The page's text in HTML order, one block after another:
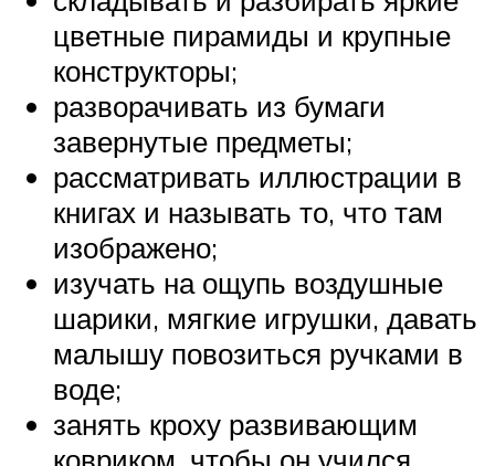
цветные пирамиды и крупные
конструкторы;
разворачивать из бумаги
завернутые предметы;
рассматривать иллюстрации в
книгах и называть то, что там
изображено;
изучать на ощупь воздушные
шарики, мягкие игрушки, давать
малышу повозиться ручками в
воде;
занять кроху развивающим